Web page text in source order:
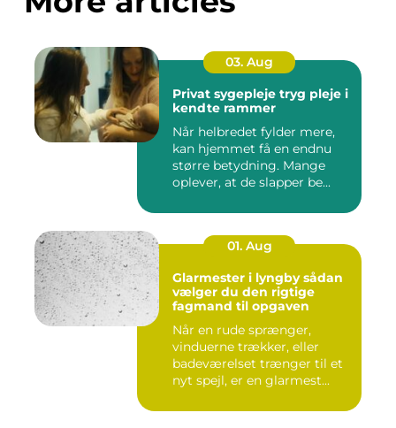
03. Aug
Privat sygepleje tryg pleje i
kendte rammer
Når helbredet fylder mere,
kan hjemmet få en endnu
større betydning. Mange
oplever, at de slapper be...
01. Aug
Glarmester i lyngby sådan
vælger du den rigtige
fagmand til opgaven
Når en rude sprænger,
vinduerne trækker, eller
badeværelset trænger til et
nyt spejl, er en glarmest...